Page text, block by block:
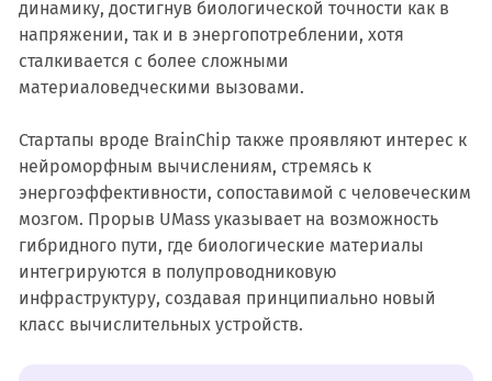
динамику, достигнув биологической точности как в
напряжении, так и в энергопотреблении, хотя
сталкивается с более сложными
материаловедческими вызовами.
Стартапы вроде BrainChip также проявляют интерес к
нейроморфным вычислениям, стремясь к
энергоэффективности, сопоставимой с человеческим
мозгом. Прорыв UMass указывает на возможность
гибридного пути, где биологические материалы
интегрируются в полупроводниковую
инфраструктуру, создавая принципиально новый
класс вычислительных устройств.